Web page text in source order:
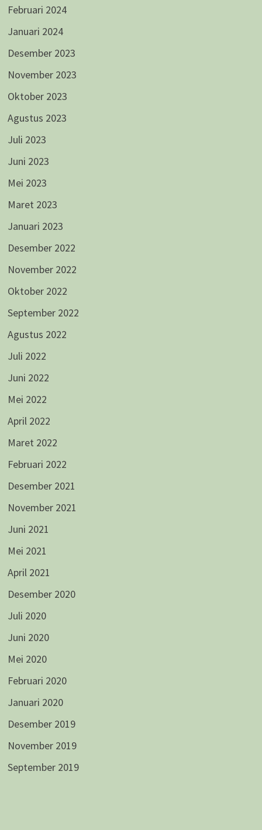
Februari 2024
Januari 2024
Desember 2023
November 2023
Oktober 2023
Agustus 2023
Juli 2023
Juni 2023
Mei 2023
Maret 2023
Januari 2023
Desember 2022
November 2022
Oktober 2022
September 2022
Agustus 2022
Juli 2022
Juni 2022
Mei 2022
April 2022
Maret 2022
Februari 2022
Desember 2021
November 2021
Juni 2021
Mei 2021
April 2021
Desember 2020
Juli 2020
Juni 2020
Mei 2020
Februari 2020
Januari 2020
Desember 2019
November 2019
September 2019